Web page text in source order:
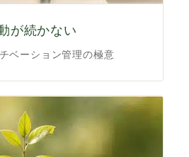
が続かない
ベーション管理の極意